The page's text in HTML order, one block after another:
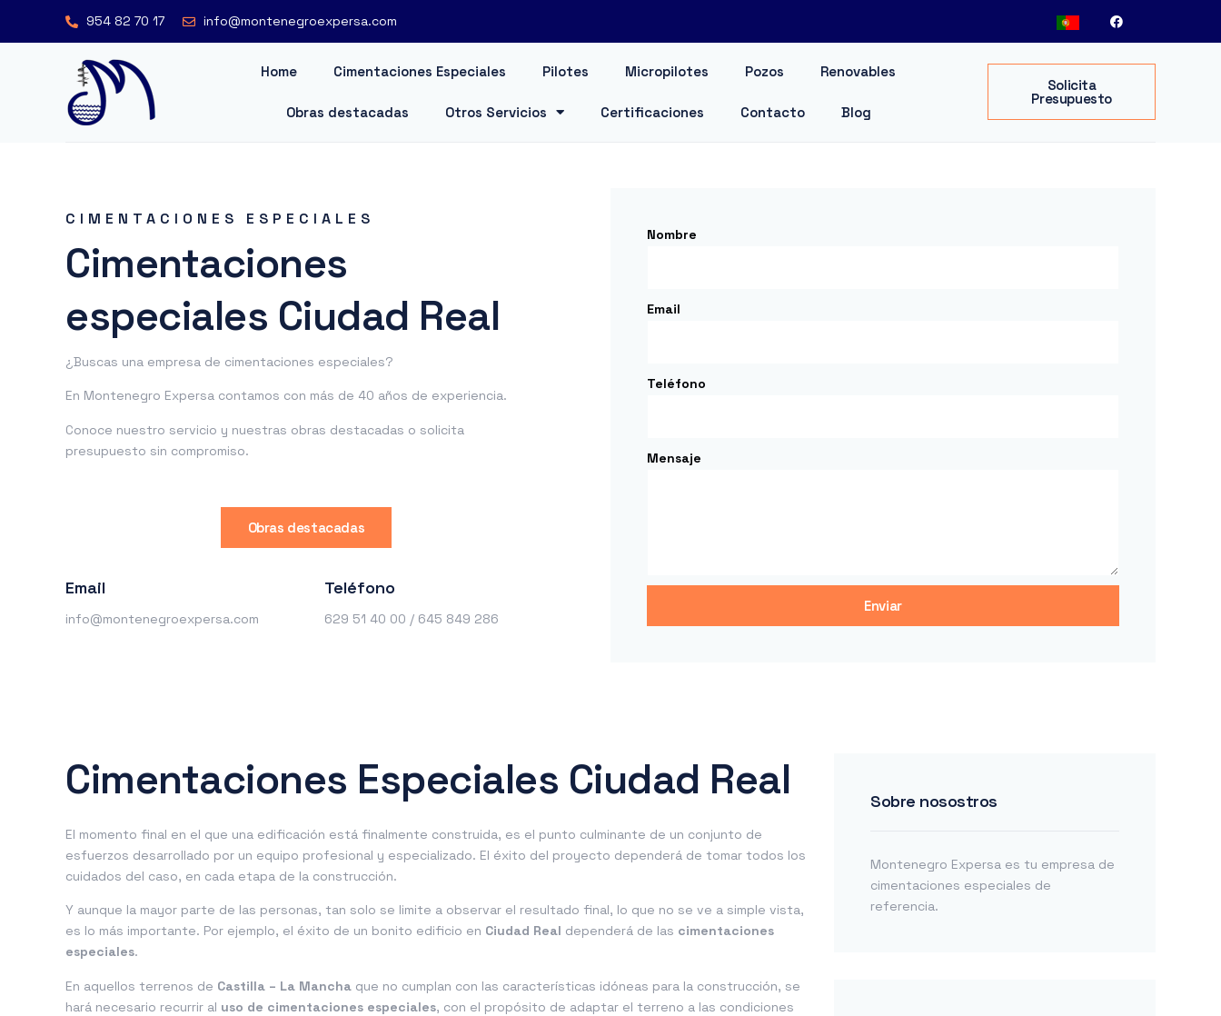
954 82 70 17 info@montenegroexpersa.com
Home Cimentaciones Especiales Pilotes Micropilotes Pozos Renovables
Obras destacadas Otros Servicios Certificaciones Contacto Blog
Solicita
Presupuesto
CIMENTACIONES ESPECIALES
Cimentaciones
especiales Ciudad Real
¿Buscas una empresa de cimentaciones especiales?
En Montenegro Expersa contamos con más de 40 años de experiencia.
Conoce nuestro servicio y nuestras obras destacadas o solicita
presupuesto sin compromiso.
Obras destacadas
Email
info@montenegroexpersa.com
Teléfono
629 51 40 00 / 645 849 286
Nombre
Email
Teléfono
Mensaje
Enviar
Cimentaciones Especiales Ciudad Real
El momento final en el que una edificación está finalmente construida, es el punto culminante de un conjunto de
esfuerzos desarrollado por un equipo profesional y especializado. El éxito del proyecto dependerá de tomar todos los
cuidados del caso, en cada etapa de la construcción.
Y aunque la mayor parte de las personas, tan solo se limite a observar el resultado final, lo que no se ve a simple vista,
es lo más importante. Por ejemplo, el éxito de un bonito edificio en Ciudad Real dependerá de las cimentaciones
especiales.
En aquellos terrenos de Castilla – La Mancha que no cumplan con las características idóneas para la construcción, se
hará necesario recurrir al uso de cimentaciones especiales, con el propósito de adaptar el terreno a las condiciones
Sobre nosostros
Montenegro Expersa es tu empresa de
cimentaciones especiales de
referencia.